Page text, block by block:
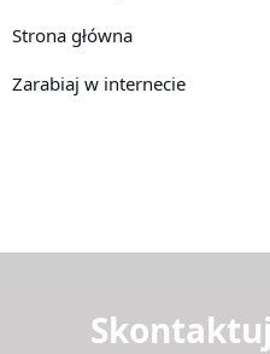
Strona główna
Zarabiaj w internecie